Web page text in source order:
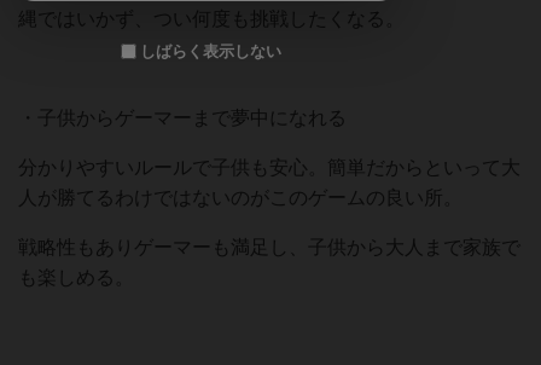
縄ではいかず、つい何度も挑戦したくなる。
・子供からゲーマーまで夢中になれる
分かりやすいルールで子供も安心。簡単だからといって大
人が勝てるわけではないのがこのゲームの良い所。
戦略性もありゲーマーも満足し、子供から大人まで家族で
も楽しめる。
しばらく表示しない